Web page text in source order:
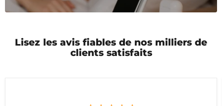
Lisez les avis fiables de nos milliers de
clients satisfaits